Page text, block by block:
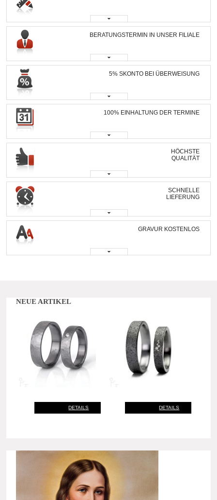
BERATUNGSTERMIN IN UNSER FILIALE
5% SKONTO BEI ÜBERWEISUNG
100% EINHALTUNG DER TERMINE
HÖCHSTE
QUALITÄT
SCHNELLE
LIEFERUNG
GRAVUR KOSTENLOS
NEUE ARTIKEL
DETAILS DETAILS